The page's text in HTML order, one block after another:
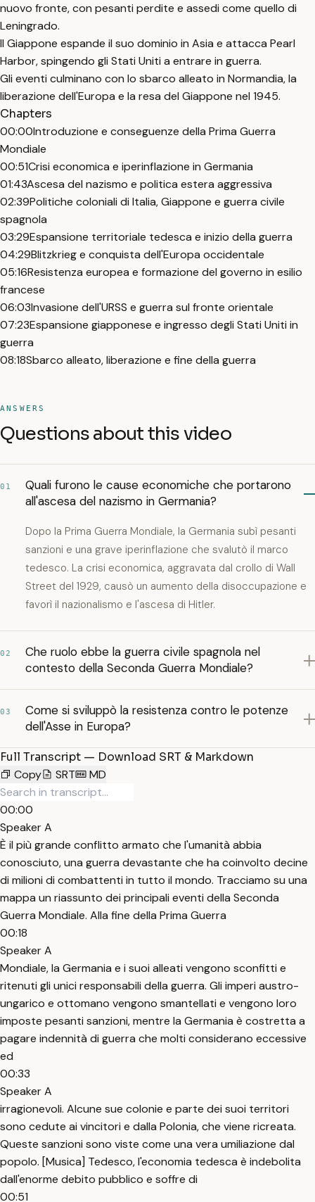
nuovo fronte, con pesanti perdite e assedi come quello di
Leningrado.
Il Giappone espande il suo dominio in Asia e attacca Pearl
Harbor, spingendo gli Stati Uniti a entrare in guerra.
Gli eventi culminano con lo sbarco alleato in Normandia, la
liberazione dell'Europa e la resa del Giappone nel 1945.
Chapters
00:00Introduzione e conseguenze della Prima Guerra
Mondiale
00:51Crisi economica e iperinflazione in Germania
01:43Ascesa del nazismo e politica estera aggressiva
02:39Politiche coloniali di Italia, Giappone e guerra civile
spagnola
03:29Espansione territoriale tedesca e inizio della guerra
04:29Blitzkrieg e conquista dell'Europa occidentale
05:16Resistenza europea e formazione del governo in esilio
francese
06:03Invasione dell'URSS e guerra sul fronte orientale
07:23Espansione giapponese e ingresso degli Stati Uniti in
guerra
08:18Sbarco alleato, liberazione e fine della guerra
ANSWERS
Questions about this video
01
Quali furono le cause economiche che portarono
all'ascesa del nazismo in Germania?
Dopo la Prima Guerra Mondiale, la Germania subì pesanti
sanzioni e una grave iperinflazione che svalutò il marco
tedesco. La crisi economica, aggravata dal crollo di Wall
Street del 1929, causò un aumento della disoccupazione e
favorì il nazionalismo e l'ascesa di Hitler.
02
Che ruolo ebbe la guerra civile spagnola nel
contesto della Seconda Guerra Mondiale?
03
Come si sviluppò la resistenza contro le potenze
dell'Asse in Europa?
Full Transcript — Download SRT & Markdown
Copy
SRT MD
00:00
Speaker A
È il più grande conflitto armato che l'umanità abbia
conosciuto, una guerra devastante che ha coinvolto decine
di milioni di combattenti in tutto il mondo. Tracciamo su una
mappa un riassunto dei principali eventi della Seconda
Guerra Mondiale. Alla fine della Prima Guerra
00:18
Speaker A
Mondiale, la Germania e i suoi alleati vengono sconfitti e
ritenuti gli unici responsabili della guerra. Gli imperi austro-
ungarico e ottomano vengono smantellati e vengono loro
imposte pesanti sanzioni, mentre la Germania è costretta a
pagare indennità di guerra che molti considerano eccessive
ed
00:33
Speaker A
irragionevoli. Alcune sue colonie e parte dei suoi territori
sono cedute ai vincitori e dalla Polonia, che viene ricreata.
Queste sanzioni sono viste come una vera umiliazione dal
popolo. [Musica] Tedesco, l'economia tedesca è indebolita
dall'enorme debito pubblico e soffre di
00:51